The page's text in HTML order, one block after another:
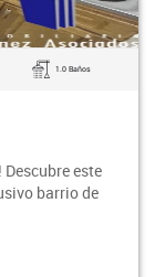
1.0 Baños
este
barrio de